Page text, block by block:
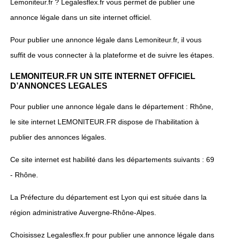
Lemoniteur.fr ? Legalesflex.fr vous permet de publier une
annonce légale dans un site internet officiel.
Pour publier une annonce légale dans Lemoniteur.fr, il vous
suffit de vous connecter à la plateforme et de suivre les étapes.
LEMONITEUR.FR UN SITE INTERNET OFFICIEL
D’ANNONCES LEGALES
Pour publier une annonce légale dans le département : Rhône,
le site internet LEMONITEUR.FR dispose de l’habilitation à
publier des annonces légales.
Ce site internet est habilité dans les départements suivants : 69
- Rhône.
La Préfecture du département est Lyon qui est située dans la
région administrative Auvergne-Rhône-Alpes.
Choisissez Legalesflex.fr pour publier une annonce légale dans